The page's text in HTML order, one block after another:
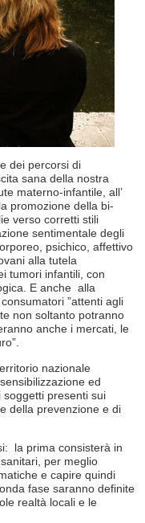
dei percorsi di
sana della nostra
materno-infantile, all’
promozione della bi-
verso corretti stili
sentimentale degli
psichico, affettivo
alla tutela
tumori infantili, con
E anche alla
”attenti agli
non soltanto potranno
anche i mercati, le
nazionale
ed
presenti sui
della prevenzione e di
la prima consisterà in
per meglio
e capire quindi
fase saranno definite
realtà locali e le